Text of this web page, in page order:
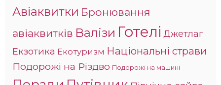
Авіаквитки Бронювання
авіаквитків Валізи Готелі Джетлаг
Екзотика Екотуризм Національні страви
Подорожі на Різдво Подорожі на машині